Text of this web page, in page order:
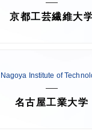
京都工芸繊維大
Nagoya Institute of
名古屋工業大学